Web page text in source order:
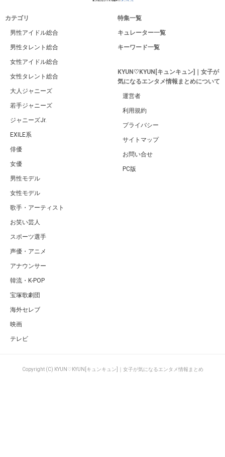
カテゴリ
男性アイドル総合
男性タレント総合
女性アイドル総合
女性タレント総合
大人ジャニーズ
若手ジャニーズ
ジャニーズJr.
EXILE系
俳優
女優
男性モデル
女性モデル
歌手・アーティスト
お笑い芸人
スポーツ選手
声優・アニメ
アナウンサー
韓流・K-POP
宝塚歌劇団
海外セレブ
映画
テレビ
特集一覧
キュレーター一覧
キーワード一覧
KYUN♡KYUN[キュンキュン]｜女子が
気になるエンタメ情報まとめについて
運営者
利用規約
プライバシー
サイトマップ
お問い合せ
PC版
Copyright (C) KYUN♡KYUN[キュンキュン]｜女子が気になるエンタメ情報まとめ